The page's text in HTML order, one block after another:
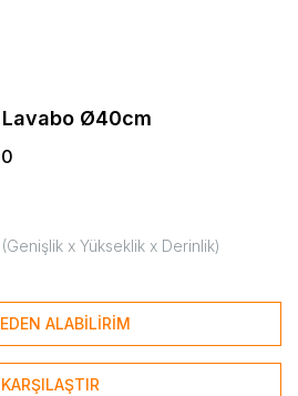
Ø40cm
x Yükseklik x Derinlik)
ALABİLİRİM
KARŞILAŞTIR